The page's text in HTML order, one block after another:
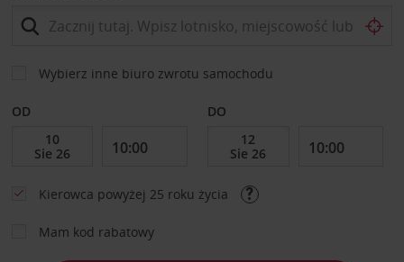
Wybierz inne biuro zwrotu samochodu
OD DO
Kierowca powyżej 25 roku życia
Mam kod rabatowy